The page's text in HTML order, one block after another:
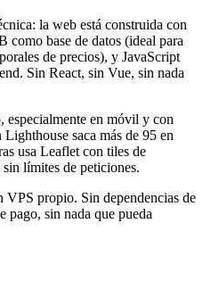
la web está construida con
base de datos (ideal para
de precios), y JavaScript
Sin React, sin Vue, sin nada
especialmente en móvil y con
saca más de 95 en
usa Leaflet con tiles de
límites de peticiones.
VPS propio. Sin dependencias de
pago, sin nada que pueda